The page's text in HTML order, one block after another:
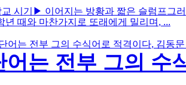
시기▶ 이어지는 방황과 짧은 슬럼프그
때와 마찬가지로 또래에게 밀리며, ...
어는 전부 그의 수